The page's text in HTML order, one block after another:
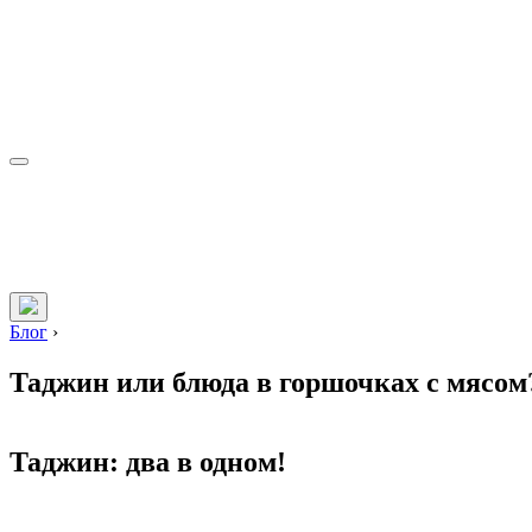
Блог ›
Таджин или блюда в горшочках с
Таджин: два в одном!